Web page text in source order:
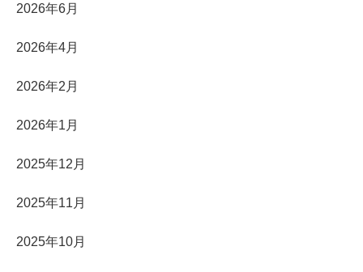
2026年6月
2026年4月
2026年2月
2026年1月
2025年12月
2025年11月
2025年10月